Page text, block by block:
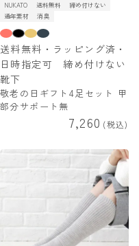
NUKATO 送料無料
締め付けない
通年素材
消臭
送料無料・ラッピング済・
日時指定可 締め付けない
靴下
敬老の日ギフト4足セット 甲
部分サポート無
7,260 税込